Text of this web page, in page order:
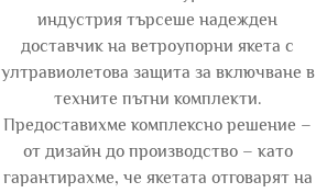
индустрия търсеше надежден
доставчик на ветроупорни якета с
ултравиолетова защита за включване в
техните пътни комплекти.
Предоставихме комплексно решение –
от дизайн до производство – като
гарантирахме, че якетата отговарят на